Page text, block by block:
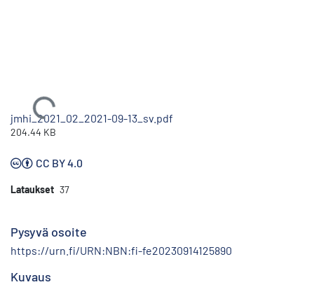
Ladataan...
jmhi_2021_02_2021-09-13_sv.pdf
204.44 KB
CC BY 4.0
Lataukset 37
Pysyvä osoite
https://urn.fi/URN:NBN:fi-fe20230914125890
Kuvaus